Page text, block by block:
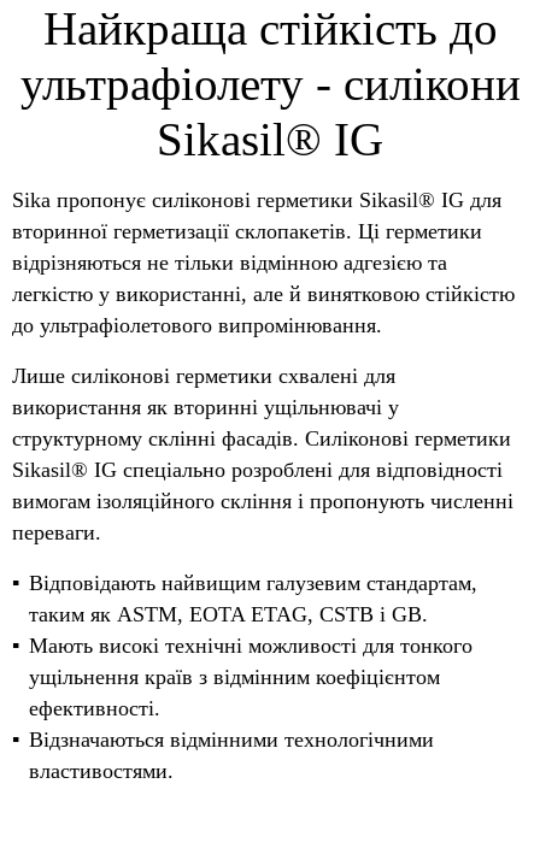
Найкраща стійкість до
ультрафіолету - силікони
Sikasil® IG
Sika пропонує силіконові герметики Sikasil® IG для
вторинної герметизації склопакетів. Ці герметики
відрізняються не тільки відмінною адгезією та
легкістю у використанні, але й винятковою стійкістю
до ультрафіолетового випромінювання.
Лише силіконові герметики схвалені для
використання як вторинні ущільнювачі у
структурному склінні фасадів. Силіконові герметики
Sikasil® IG спеціально розроблені для відповідності
вимогам ізоляційного скління і пропонують численні
переваги.
Відповідають найвищим галузевим стандартам,
таким як ASTM, EOTA ETAG, CSTB і GB.
Мають високі технічні можливості для тонкого
ущільнення країв з відмінним коефіцієнтом
ефективності.
Відзначаються відмінними технологічними
властивостями.